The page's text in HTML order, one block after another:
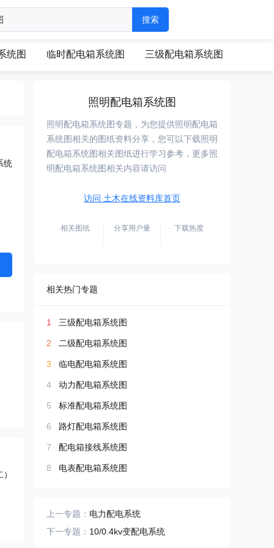
统图 临时配电箱系统图 三级配电箱系统图
统
照明配电箱系统图
照明配电箱系统图专题，为您提供照明配电箱
系统图相关的图纸资料分享，您可以下载照明
配电箱系统图相关图纸进行学习参考，更多照
明配电箱系统图相关内容请访问
访问 土木在线资料库首页
相关图纸 分享用户量 下载热度
相关热门专题
1 三级配电箱系统图
2 二级配电箱系统图
3 临电配电箱系统图
4 动力配电箱系统图
5 标准配电箱系统图
6 路灯配电箱系统图
7 配电箱接线系统图
8 电表配电箱系统图
上一专题： 电力配电系统
下一专题： 10/0.4kv变配电系统